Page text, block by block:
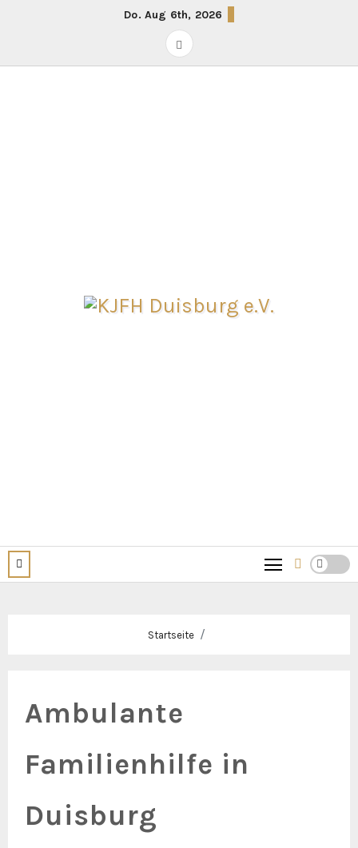
Do. Aug 6th, 2026
Startseite
Ambulante
Familienhilfe in
Duisburg